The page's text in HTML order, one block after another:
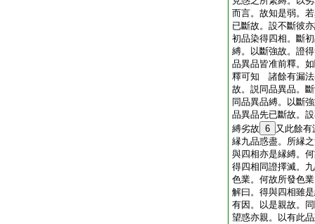
而言。故知是弱。
已斷故。設不斷彼
初品染得四相。斷
縛。以斷強故。證
品異品皆准前釋。
釋可知 諸餘有漏法
故。説同品異品。
同品異品縛。以斷
品異品先已斷故。
縛劣故 6 又此餘
縁九品惑盡。所縁
與四相亦是縁縛。
得四相同證擇滅。
色業。何故所發色
解曰。得與四相雖
有因。以是親故。
望惑亦親。以有此